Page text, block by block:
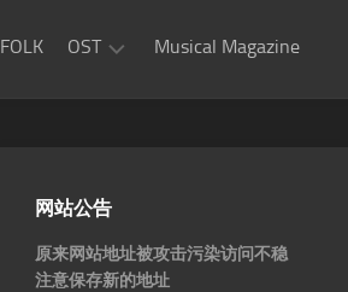
FOLK OST
OST
Musical Magazine
网站公告
原来网站地址被攻击污染访问不稳
注意保存新的地址